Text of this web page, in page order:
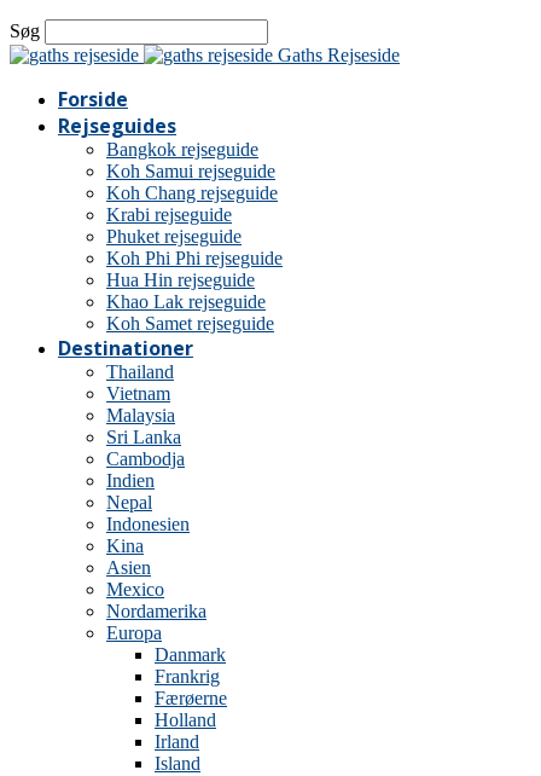
Søg
Gaths Rejseside
Forside
Rejseguides
Bangkok rejseguide
Koh Samui rejseguide
Koh Chang rejseguide
Krabi rejseguide
Phuket rejseguide
Koh Phi Phi rejseguide
Hua Hin rejseguide
Khao Lak rejseguide
Koh Samet rejseguide
Destinationer
Thailand
Vietnam
Malaysia
Sri Lanka
Cambodja
Indien
Nepal
Indonesien
Kina
Asien
Mexico
Nordamerika
Europa
Danmark
Frankrig
Færøerne
Holland
Irland
Island